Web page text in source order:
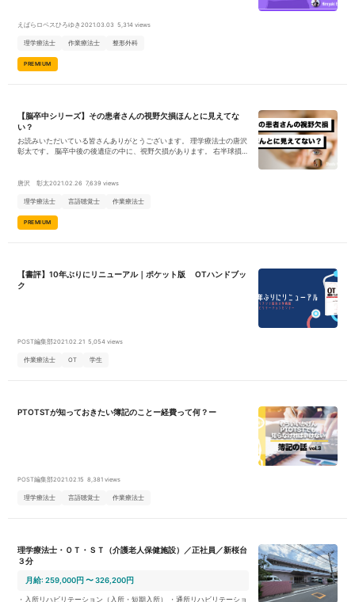
「腰痛治療効果100%」を目指しています！介護度をお持ちの患者様にも
ゼーション、独自の食事療法、美健幸プログラムの施術を介入すること
ちにしております患者様をひとりでも多く受け入れていきたいと考えて
でいただいております。 提携先のILC国際腰痛クリニック監修のもと、
椎間板変性や腰椎椎間板ヘルニアなどの起因となる症状を改善するにあ
たり、運動療法だけでは症状の緩和が難しい症例が多数ある為、腰痛治
療後のフォローアップとして理学療法士、鍼灸師、美容師、調理師とい
った様々なプロフェッショナルが集結する唯一無二の施設でもありま
えばらロペスひろゆき 2021.03.03 5,314 views
理学療法士 作業療法士 整形外科
PREMIUM
【脳卒中シリーズ】その患者さんの視野欠損ほんとに見えてな
い？
お読みいただいている皆さんありがとうございます。 理学療法士の唐沢
彰太です。 脳卒中後の後遺症の中に、視野欠損があります。 右半球損傷
いて視野欠損の疑いがある場合どのように対応していけば良いのかを書
唐沢 彰太2021.02.26 7,639 views
理学療法士 言語聴覚士 作業療法士
PREMIUM
【書評】10年ぶりにリニューアル｜ポケット版 OTハンドブッ
ク
POST編集部2021.02.21 5,054 views
作業療法士 OT 学生
PTOTSTが知っておきたい簿記のことー経費って何？ー
POST編集部2021.02.15 8,381 views
理学療法士 言語聴覚士 作業療法士
理学療法士・ＯＴ・ＳＴ（介護老人保健施設）／正社員／新桜台
３分
月給: 259,000円 〜 326,200円
・入所リハビリテーション（入所・短期入所） ・通所リハビリテーショ